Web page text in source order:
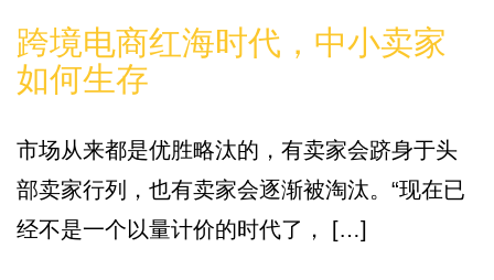
跨境电商红海时代，中小卖家
如何生存
市场从来都是优胜略汰的，有卖家会跻身于头
部卖家行列，也有卖家会逐渐被淘汰。“现在已
经不是一个以量计价的时代了， […]